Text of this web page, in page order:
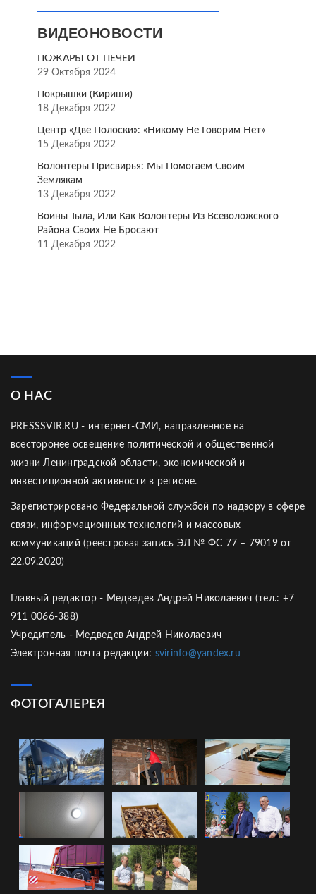
ВИДЕОНОВОСТИ
ПОЖАРЫ ОТ ПЕЧЕЙ
29 Октября 2024
Покрышки (Кириши)
18 Декабря 2022
Центр «Две Полоски»: «Никому Не Говорим Нет»
15 Декабря 2022
Волонтёры Присвирья: Мы Помогаем Своим
Землякам
13 Декабря 2022
Воины Тыла, Или Как Волонтёры Из Всеволожского
Района Своих Не Бросают
11 Декабря 2022
О НАС
PRESSSVIR.RU - интернет-СМИ, направленное на
всесторонее освещение политической и общественной
жизни Ленинградской области, экономической и
инвестиционной активности в регионе.
Зарегистрировано Федеральной службой по надзору в сфере
связи, информационных технологий и массовых
коммуникаций (реестровая запись ЭЛ № ФС 77 – 79019 от
22.09.2020)
Главный редактор - Медведев Андрей Николаевич (тел.: +7
911 0066-388)
Учредитель - Медведев Андрей Николаевич
Электронная почта редакции: svirinfo@yandex.ru
ФОТОГАЛЕРЕЯ